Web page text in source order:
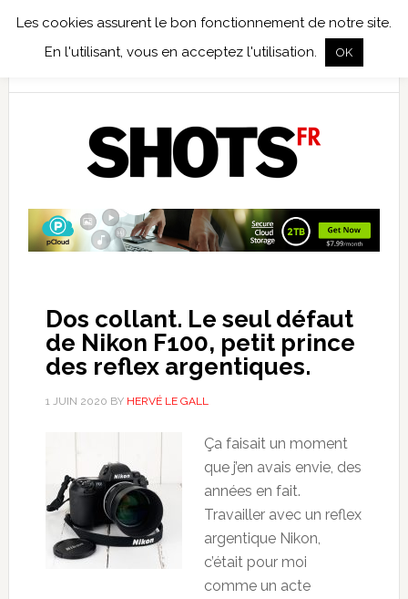
Dos collant. Le seul défaut
de Nikon F100, petit prince
des reflex argentiques.
1 JUIN 2020 BY HERVÉ LE GALL
Ça faisait un moment
que j’en avais envie, des
années en fait.
Travailler avec un reflex
argentique Nikon,
c’était pour moi
comme un acte
Les cookies assurent le bon fonctionnement de notre site.
En l'utilisant, vous en acceptez l'utilisation.
OK